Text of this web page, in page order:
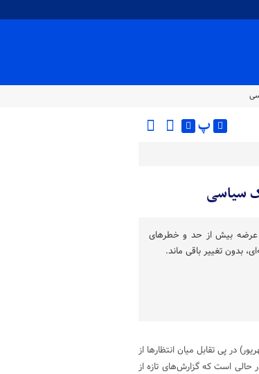
پ
سیاسی
عرضه بیش از حد و خطرهای
بدون تغییر باقی ماند.
خبری شباویز به نقل از پایگاه خبری شانا،قیمت نفت روز جمعه (۲۱ شهریور) در پی تقابل میان انتظارها از
حالی است که گزارش‌های تازه از